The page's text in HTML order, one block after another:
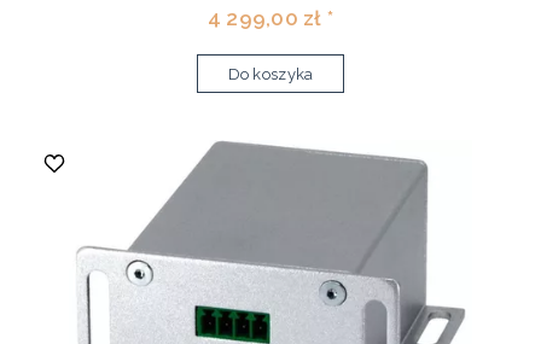
4 299,00 zł *
Do koszyka